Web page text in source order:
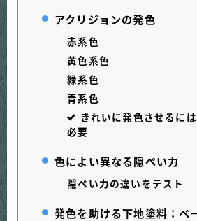
アクリジョンの発色
赤系色
黄色系色
緑系色
青系色
きれいに発色させるには
必要
色によい異なる隠ぺい力
隠ぺい力の違いをテスト
発色を助ける下地塗料：ベ